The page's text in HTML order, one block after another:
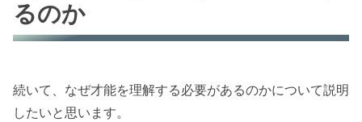
るのか
続いて、なぜ才能を理解する必要があるのかについて説明
したいと思います。